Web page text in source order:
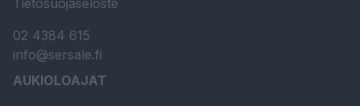
Tietosuojaseloste
02 4384 615
info@sersale.fi
AUKIOLOAJAT